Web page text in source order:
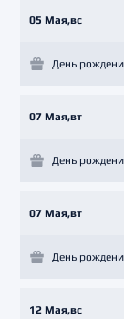
05 Мая,вс
День
07 Мая,вт
День
07 Мая,вт
День
12 Мая,вс